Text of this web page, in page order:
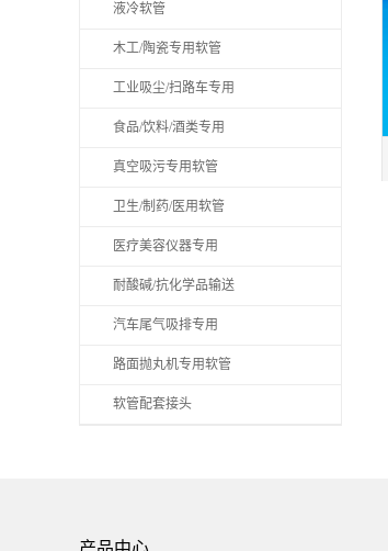
液冷软管
木工/陶瓷专用软管
工业吸尘/扫路车专用
食品/饮料/酒类专用
真空吸污专用软管
卫生/制药/医用软管
医疗美容仪器专用
耐酸碱/抗化学品输送
汽车尾气吸排专用
路面抛丸机专用软管
软管配套接头